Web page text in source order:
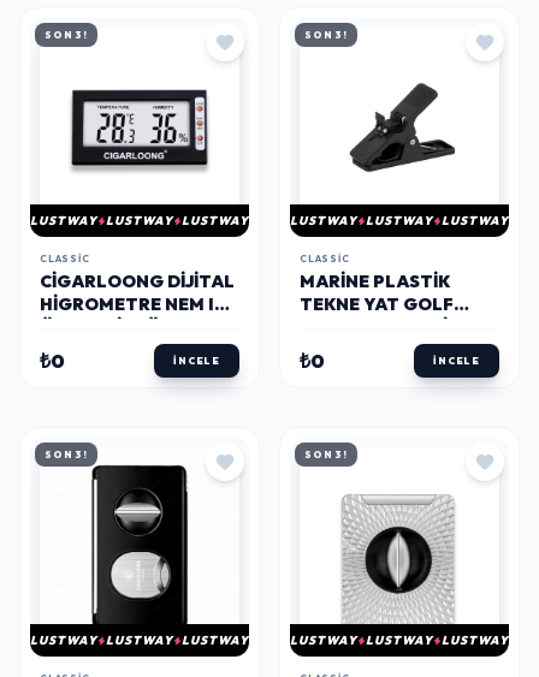
SON 3!
LUSTWAY LUSTWAY LUSTWAY
CLASSIC
CIGARLOONG DIJITAL
HIGROMETRE NEM ISI
₺0 İNCELE
SON 3!
LUSTWAY LUSTWAY LUSTWAY
CLASSIC
MARINE PLASTIK
TEKNE YAT GOLF
₺0 İNCELE
SON 3!
LUSTWAY LUSTWAY LUSTWAY
SON 3!
LUSTWAY LUSTWAY LUSTWAY